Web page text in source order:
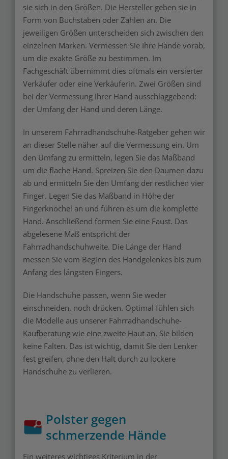
sie sich in den Größen. Die Hersteller geben sie in
Form von Buchstaben oder Zahlen an. Die
jeweiligen Größen unterscheiden sich zwischen den
einzelnen Marken. Vermessen Sie Ihre Hände vorab,
um die exakte Größe zu bestimmen. Im
Fachgeschäft übernimmt dies oftmals ein versierter
Verkäufer oder eine Verkäuferin. Zwei Größen sind
bei der Vermessung Ihrer Hand ausschlaggebend:
der Umfang der Hand und deren Länge.
In unserem Fahrradhandschuhe-Ratgeber gehen wir
an dieser Stelle näher auf die Vermessung ein. Um
den Umfang zu ermitteln, legen Sie das Maßband
um die flache Hand. Spreizen Sie den Daumen dazu
ab und ermitteln Sie den Umfang der restlichen vier
Finger. Legen Sie das Maßband in Höhe der
Fingerknöchel an und führen es um die komplette
Hand. Anschließend formen Sie eine Faust. Das
abgelesene Maß entspricht der
Fahrradhandschuhweite. Die Länge der Hand
messen Sie vom Beginn des Handgelenkes bis zum
Anfang des längsten Fingers.
Die Handschuhe passen, wenn Sie weder
einschneiden, noch drücken. Optimal fühlen sich
die Modelle aus unserer Fahrradhandschuhe-
Kaufberatung wie eine zweite Haut an. Sie bilden
keine Falten. Das ist wichtig, damit Sie den Lenker
fest greifen, ohne den Halt durch zu lockere
Handschuhe zu verlieren.
Polster gegen
schmerzende Hände
Ein weiteres wichtiges Kriterium in der